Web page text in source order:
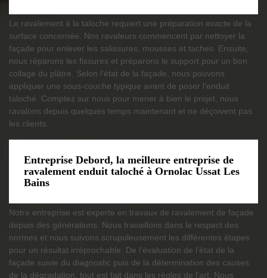
Le ravalement à la taloche requiert une préparation exacte de la
surface concernée. Nos ravaleurs commencent par nettoyer la
façade pour enlever les salissures, mousses et taches. Ensuite,
nous réparons les fissures et préparons le support pour un bon
collage du plâtre. Selon l’état de la façade, nous pouvons
appliquer une sous-couche typique avant de poser l’enduit
taloché. Comptez sur nous pour mener à bien le projet, nous
ravalons depuis quelques temps maintenant et ne déçoivent pas
les clients.
Entreprise Debord, la meilleure entreprise de
ravalement enduit taloché à Ornolac Ussat Les
Bains
Notre entreprise est experte en travaux de ravalement de façade
depuis des générations. Nous travaillons dans le respect des
normes et nous suivons scrupuleusement les différentes étapes
pour un résultat irréprochable. De l’évaluation de l’état de la
façade suivie du diagnostic puis de la détermination des causes
de la dégradation, tout est fait dans les règles de l’art. Nous